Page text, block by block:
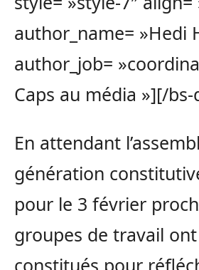
author_name= »Hedi
author_job=
Caps au média »][/
En attendant
génération
pour le 3 février
groupes de travail